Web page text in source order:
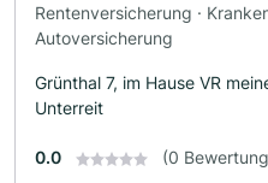
Rentenversicherung ·
Autoversicherung
Grünthal 7, im Hause VR
Unterreit
0.0 (0